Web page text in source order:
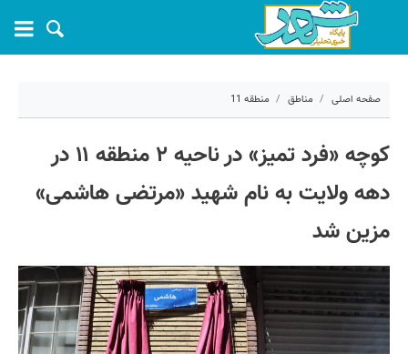
صفحه اصلی مناطق منطقه 11
کد مطلب:
کوچه «فرد تمیز» در ناحیه ۲ منطقه ۱۱ در
دهه ولایت به نام شهید «مرتضی هاشمی»
مزین شد